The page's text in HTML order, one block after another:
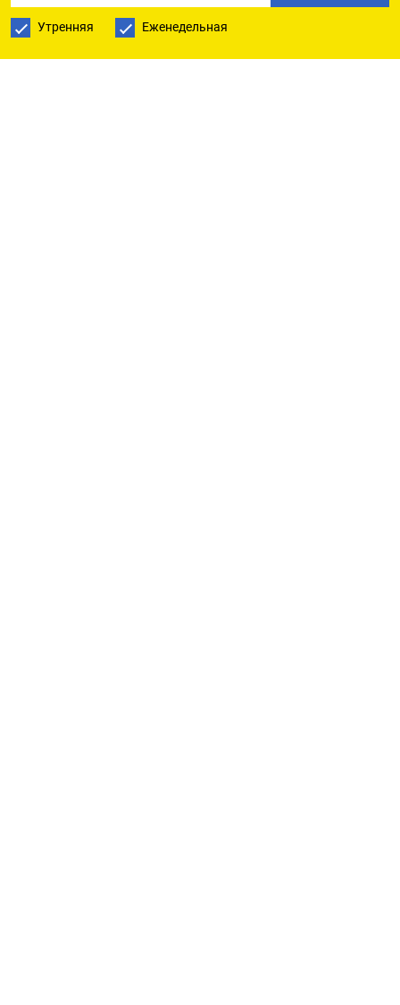
Утренняя Еженедельная
Оригинал сообщения на английском языке